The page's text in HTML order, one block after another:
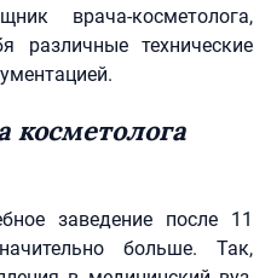
врача-косметолога,
различные технические
косметолога
заведение после 11
больше. Так,